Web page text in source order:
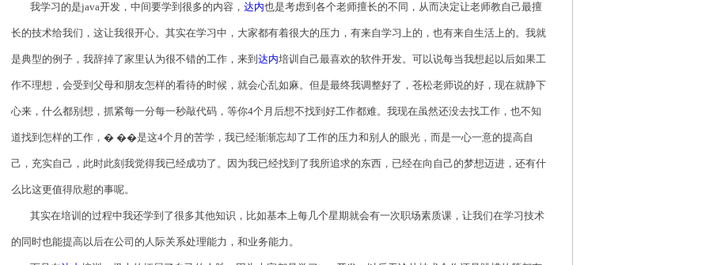
我学习的是java开发，中间要学到很多的内容， 达内也是考虑到各个老师擅长的不同，从而决定让老师教自己最擅
长的技术给我们，这让我很开心。其实在学习中，大家都有着很大的压力，有来自学习上的，也有来自生活上的。我就
是典型的例子，我辞掉了家里认为很不错的工作，来到 达内培训自己最喜欢的软件开发。可以说每当我想起以后如果工
作不理想，会受到父母和朋友怎样的看待的时候，就会心乱如麻。但是最终我调整好了，苍松老师说的好，现在就静下
心来，什么都别想，抓紧每一分每一秒敲代码，等你4个月后想不找到好工作都难。我现在虽然还没去找工作，也不知
道找到怎样的工作，� ��是这4个月的苦学，我已经渐渐忘却了工作的压力和别人的眼光，而是一心一意的提高自
己，充实自己，此时此刻我觉得我已经成功了。因为我已经找到了我所追求的东西，已经在向自己的梦想迈进，还有什
么比这更值得欣慰的事呢。
其实在培训的过程中我还学到了很多其他知识，比如基本上每几个星期就会有一次职场素质课，让我们在学习技术
的同时也能提高以后在公司的人际关系处理能力，和业务能力。